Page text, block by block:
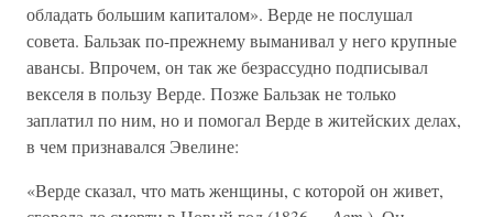
обладать большим капиталом». Верде не послушал
совета. Бальзак по-прежнему выманивал у него крупные
авансы. Впрочем, он так же безрассудно подписывал
векселя в пользу Верде. Позже Бальзак не только
заплатил по ним, но и помогал Верде в житейских делах,
в чем признавался Эвелине:
«Верде сказал, что мать женщины, с которой он живет,